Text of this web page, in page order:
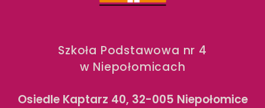
Szkoła Podstawowa nr 4
w Niepołomicach
Osiedle Kaptarz 40, 32-005 Niepołomice